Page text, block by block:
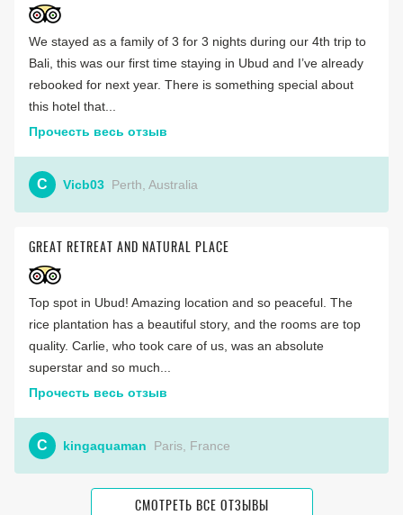
We stayed as a family of 3 for 3 nights during our 4th trip to
Bali, this was our first time staying in Ubud and I’ve already
rebooked for next year. There is something special about
this hotel that...
Прочесть весь отзыв
C Vicb03 Perth, Australia
GREAT RETREAT AND NATURAL PLACE
Top spot in Ubud! Amazing location and so peaceful. The
rice plantation has a beautiful story, and the rooms are top
quality. Carlie, who took care of us, was an absolute
superstar and so much...
Прочесть весь отзыв
C kingaquaman Paris, France
СМОТРЕТЬ ВСЕ ОТЗЫВЫ